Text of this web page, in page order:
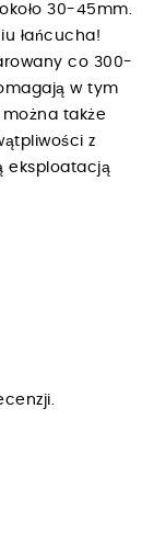
30-45mm.
łańcucha!
co 300-
w tym
także
z
eksploatacją